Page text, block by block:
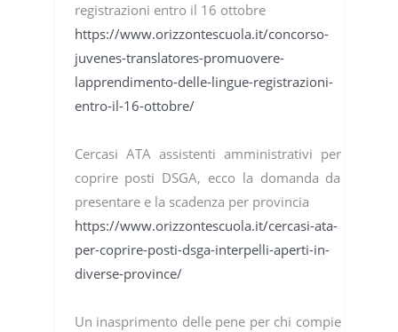
registrazioni entro il 16 ottobre
https://www.orizzontescuola.it/concorso-
juvenes-translatores-promuovere-
lapprendimento-delle-lingue-registrazioni-
entro-il-16-ottobre/
Cercasi ATA assistenti amministrativi per
coprire posti DSGA, ecco la domanda da
presentare e la scadenza per provincia
https://www.orizzontescuola.it/cercasi-ata-
per-coprire-posti-dsga-interpelli-aperti-in-
diverse-province/
Un inasprimento delle pene per chi compie